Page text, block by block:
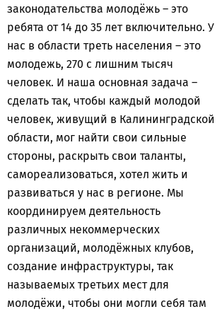
законодательства молодёжь – это
ребята от 14 до 35 лет включительно. У
нас в области треть населения – это
молодежь, 270 с лишним тысяч
человек. И наша основная задача –
сделать так, чтобы каждый молодой
человек, живущий в Калининградской
области, мог найти свои сильные
стороны, раскрыть свои таланты,
самореализоваться, хотел жить и
развиваться у нас в регионе. Мы
координируем деятельность
различных некоммерческих
организаций, молодёжных клубов,
создание инфраструктуры, так
называемых третьих мест для
молодёжи, чтобы они могли себя там